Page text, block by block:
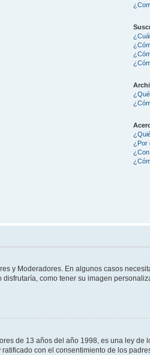
¿Por
y Moderadores. En algunos casos
como tener su imagen
de 13 años del año 1998, es una ley
con el consentimiento de los